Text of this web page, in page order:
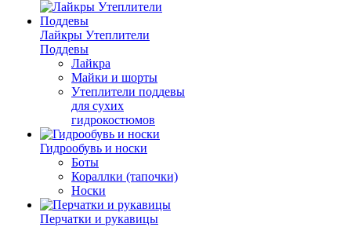
Лайкры Утеплители
Поддевы
Лайкра
Майки и шорты
Утеплители поддевы
для сухих
гидрокостюмов
Гидрообувь и носки
Боты
Кораллки (тапочки)
Носки
Перчатки и рукавицы